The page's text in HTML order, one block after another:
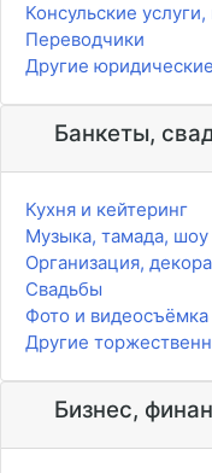
Консульские
Переводчики
Другие
Банкеты,
Кухня и кейтеринг
Музыка, тамада, шоу
Организация,
Свадьбы
Фото и видеосъёмка
Другие
Бизнес,